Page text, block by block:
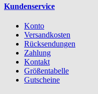
Kundenservice
Konto
Versandkosten
Rücksendungen
Zahlung
Kontakt
Größentabelle
Gutscheine